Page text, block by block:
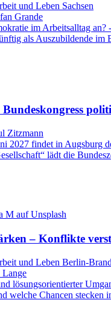
und Leben Sachsen
Grande
im Arbeitsalltag an?
als Auszubildende im
Bundeskongress
Zitzmann
2027 findet in Augsburg
lädt die
M auf Unsplash
– Konflikte
und Leben Berlin-
Lange
lösungsorientierter
welche Chancen